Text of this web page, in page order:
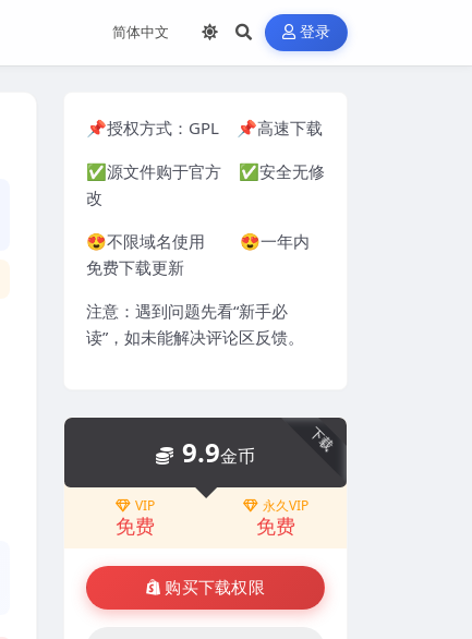
登录
📌授权方式： GPL 📌高速下载
✅源文件购于官方 ✅安全无修
改
😍不限域名使用 😍一年内
免费下载更新
注意：遇到问题先看“新手必
读”，如未能解决评论区反馈。
下载
9.9金币
VIP
免费
永久VIP
免费
购买下载权限